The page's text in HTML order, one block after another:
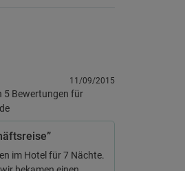
11/09/2015
im Hotel für 7 Nächte.